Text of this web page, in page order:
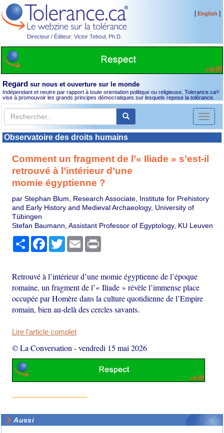
Directeur / Éditeur: Victor Teboul, Ph.D.
[English ]
Regard sur nous et ouverture sur le monde
Indépendant et neutre par rapport à toute orientation politique ou religieuse, Tolerance.ca®
vise à promouvoir les grands principes démocratiques sur lesquels repose la tolérance.
Toggle
Observatoire des droits humains
Comment un fragment de l’« Iliade » s’est-il
retrouvé à l’intérieur d’une
momie égyptienne ?
par Stephan Blum, Research Associate, Institute for Prehistory
and Early History and Medieval Archaeology, University of
Tübingen
Stefan Baumann, Assistant Professor of Egyptology, KU Leuven
PartagerFacebook
TwitterEmail
Retrouvé à l’intérieur d’une momie égyptienne de l’époque
romaine, un fragment de l’« Iliade » révèle l’immense place
occupée par Homère dans la culture quotidienne de l’Empire
romain, bien au-delà des cercles savants.
Lire l'article complet
© La Conversation -vendredi 15 mai 2026
Aussi